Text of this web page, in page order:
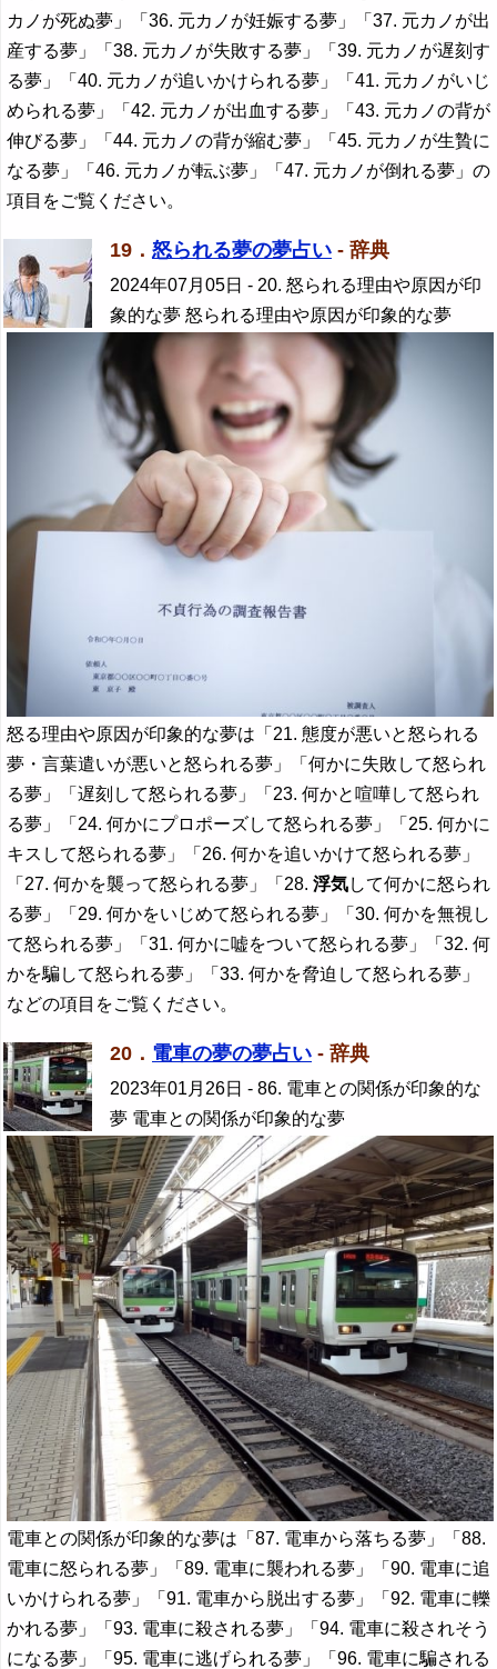
カノが死ぬ夢」「36. 元カノが妊娠する夢」「37. 元カノが出
産する夢」「38. 元カノが失敗する夢」「39. 元カノが遅刻す
る夢」「40. 元カノが追いかけられる夢」「41. 元カノがいじ
められる夢」「42. 元カノが出血する夢」「43. 元カノの背が
伸びる夢」「44. 元カノの背が縮む夢」「45. 元カノが生贄に
なる夢」「46. 元カノが転ぶ夢」「47. 元カノが倒れる夢」の
項目をご覧ください。
19． 怒られる夢の夢占い - 辞典
2024年07月05日 - 20. 怒られる理由や原因が印
象的な夢 怒られる理由や原因が印象的な夢
怒る理由や原因が印象的な夢は「21. 態度が悪いと怒られる
夢・言葉遣いが悪いと怒られる夢」「何かに失敗して怒られ
る夢」「遅刻して怒られる夢」「23. 何かと喧嘩して怒られ
る夢」「24. 何かにプロポーズして怒られる夢」「25. 何かに
キスして怒られる夢」「26. 何かを追いかけて怒られる夢」
「27. 何かを襲って怒られる夢」「28.浮気して何かに怒られ
る夢」「29. 何かをいじめて怒られる夢」「30. 何かを無視し
て怒られる夢」「31. 何かに嘘をついて怒られる夢」「32. 何
かを騙して怒られる夢」「33. 何かを脅迫して怒られる夢」
などの項目をご覧ください。
20． 電車の夢の夢占い - 辞典
2023年01月26日 - 86. 電車との関係が印象的な
夢 電車との関係が印象的な夢
電車との関係が印象的な夢は「87. 電車から落ちる夢」「88.
電車に怒られる夢」「89. 電車に襲われる夢」「90. 電車に追
いかけられる夢」「91. 電車から脱出する夢」「92. 電車に轢
かれる夢」「93. 電車に殺される夢」「94. 電車に殺されそう
になる夢」「95. 電車に逃げられる夢」「96. 電車に騙される